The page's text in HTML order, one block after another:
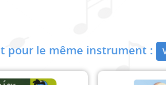
pour le même instrument :